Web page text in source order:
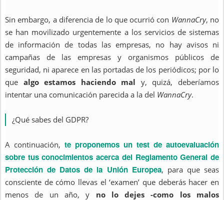
Sin embargo, a diferencia de lo que ocurrió con WannaCry, no
se han movilizado urgentemente a los servicios de sistemas
de información de todas las empresas, no hay avisos ni
campañas de las empresas y organismos públicos de
seguridad, ni aparece en las portadas de los periódicos; por lo
que algo estamos haciendo mal y, quizá, deberíamos
intentar una comunicación parecida a la del WannaCry.
¿Qué sabes del GDPR?
A continuación, te proponemos un test de autoevaluación
sobre tus conocimientos acerca del Reglamento General de
Protección de Datos de la Unión Europea, para que seas
consciente de cómo llevas el ‘examen’ que deberás hacer en
menos de un año, y no lo dejes -como los malos